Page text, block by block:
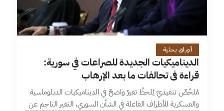
22 دقائق
أوراق بحثية
الديناميكيات الجديدة للصراعات في سورية:
قراءة في تحالفات ما بعد الإرهاب
مُلخّصٌ تنفيذيّ يُلحظُ تغيرٌ واضحٌ في الديناميكيات الدبلوماسية
والعسكرية للأطراف الفاعلة في الشأن السوري، التغير الناجم عن